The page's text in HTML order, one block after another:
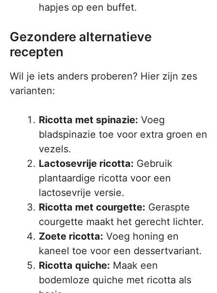
hapjes op een buffet.
Gezondere alternatieve
recepten
Wil je iets anders proberen? Hier zijn zes
varianten:
Ricotta met spinazie: Voeg
bladspinazie toe voor extra groen en
vezels.
Lactosevrije ricotta: Gebruik
plantaardige ricotta voor een
lactosevrije versie.
Ricotta met courgette: Geraspte
courgette maakt het gerecht lichter.
Zoete ricotta: Voeg honing en
kaneel toe voor een dessertvariant.
Ricotta quiche: Maak een
bodemloze quiche met ricotta als